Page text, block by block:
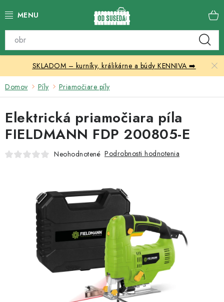
na
Katalóg produktov
Skleníky
Nábytok
Chovateľské potreby
Kontakty
SKLADOM – kurníky, králikárne a búdy KENNIVA ➡️
Domov Píly Priamočiare píly
Elektrická priamočiara píla
FIELDMANN FDP 200805-E
Neohodnotené Podrobnosti hodnotenia